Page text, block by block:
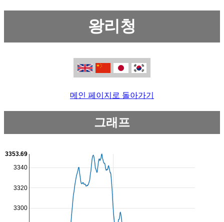
왕리청
메인 페이지로 돌아가기
그래프
3300
3320
3340
3353.69